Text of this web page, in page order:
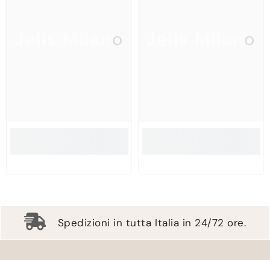
Jelis Milano Jelis Milano
Spedizioni in tutta Italia in 24/72 ore.